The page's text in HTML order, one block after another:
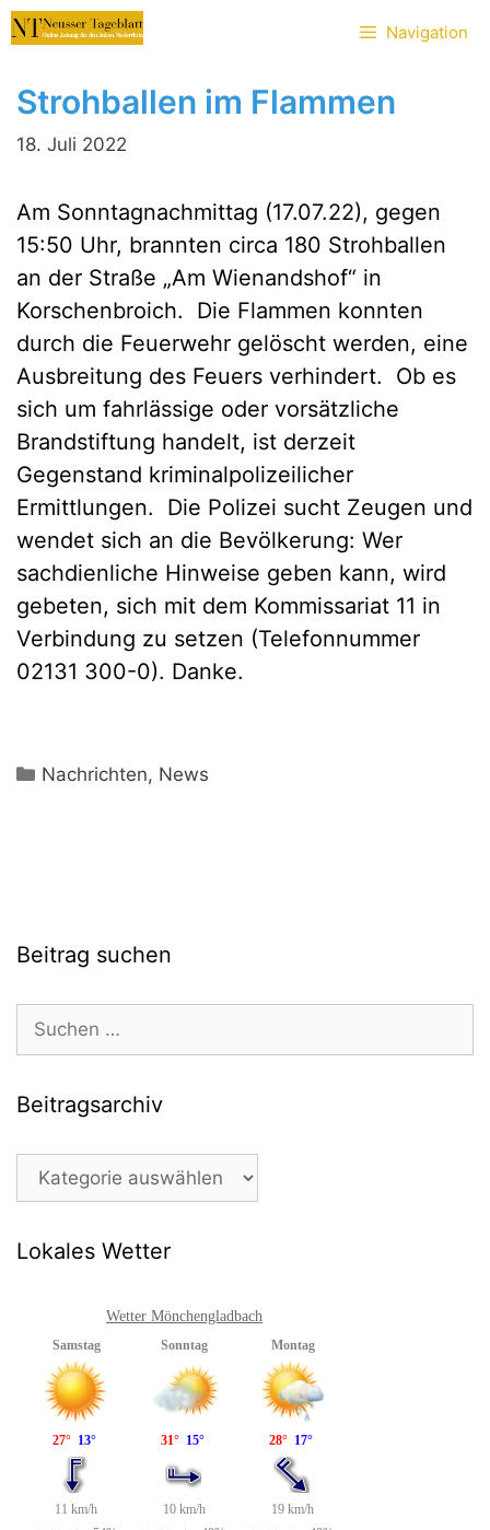
Zum
Inhalt
Navigation
Strohballen im Flammen
18. Juli 2022
Am Sonntagnachmittag (17.07.22), gegen
15:50 Uhr, brannten circa 180 Strohballen
an der Straße „Am Wienandshof“ in
Korschenbroich. Die Flammen konnten
durch die Feuerwehr gelöscht werden, eine
Ausbreitung des Feuers verhindert. Ob es
sich um fahrlässige oder vorsätzliche
Brandstiftung handelt, ist derzeit
Gegenstand kriminalpolizeilicher
Ermittlungen. Die Polizei sucht Zeugen und
wendet sich an die Bevölkerung: Wer
sachdienliche Hinweise geben kann, wird
gebeten, sich mit dem Kommissariat 11 in
Verbindung zu setzen (Telefonnummer
02131 300-0). Danke.
Kategorien
Nachrichten, News
Beitrag suchen
nach:
Beitragsarchiv
Beitragsarchiv
Lokales Wetter
Wetter Mönchengladbach